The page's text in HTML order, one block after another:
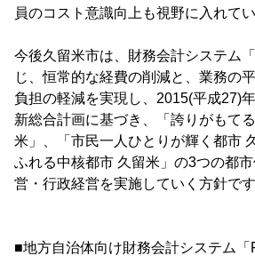
員のコスト意識向上も視野に入れてい
今後久留米市は、財務会計システム
じ、恒常的な経費の削減と、業務の
負担の軽減を実現し、2015(平成27)
新総合計画に基づき、「誇りがもて
米」、「市民一人ひとりが輝く都市
ふれる中核都市 久留米」の3つの都
営・行政経営を実施していく方針です
■地方自治体向け財務会計システム「